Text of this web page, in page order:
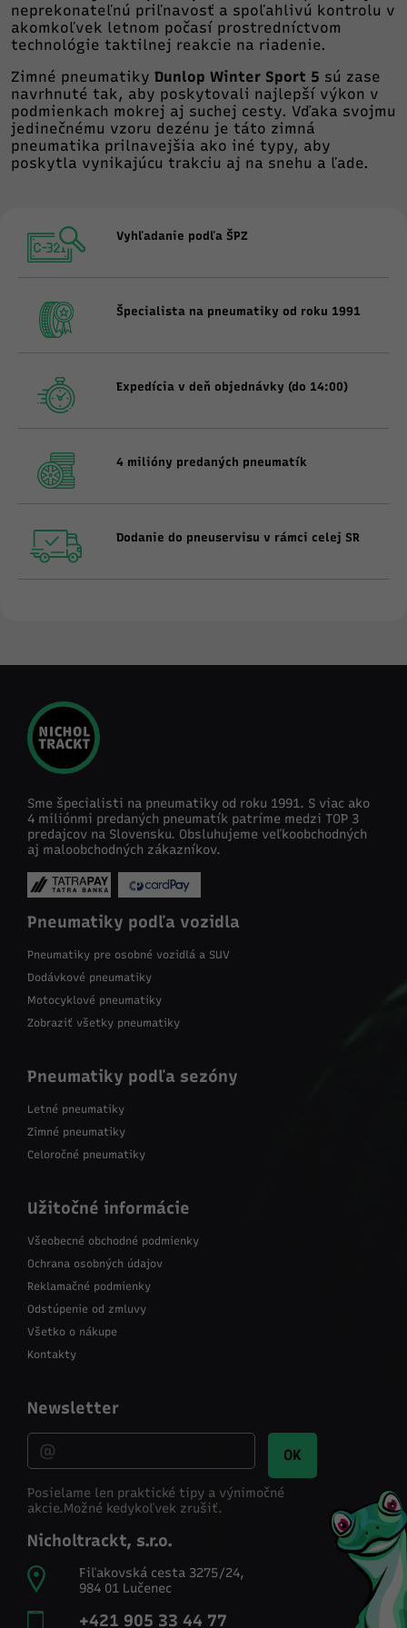
neprekonateľnú priľnavosť a spoľahlivú kontrolu v
akomkoľvek letnom počasí prostredníctvom
technológie taktilnej reakcie na riadenie.
Zimné pneumatiky Dunlop Winter Sport 5 sú zase
navrhnuté tak, aby poskytovali najlepší výkon v
podmienkach mokrej aj suchej cesty. Vďaka svojmu
jedinečnému vzoru dezénu je táto zimná
pneumatika prilnavejšia ako iné typy, aby
poskytla vynikajúcu trakciu aj na snehu a ľade.
Vyhľadanie podľa ŠPZ
Špecialista na pneumatiky od roku 1991
Expedícia v deň objednávky (do 14:00)
4 milióny predaných pneumatík
Dodanie do pneuservisu v rámci celej SR
Sme špecialisti na pneumatiky od roku 1991. S viac ako
4 miliónmi predaných pneumatík patríme medzi TOP 3
predajcov na Slovensku. Obsluhujeme veľkoobchodných
aj maloobchodných zákazníkov.
Pneumatiky podľa vozidla
Pneumatiky pre osobné vozidlá a SUV
Dodávkové pneumatiky
Motocyklové pneumatiky
Zobraziť všetky pneumatiky
Pneumatiky podľa sezóny
Letné pneumatiky
Zimné pneumatiky
Celoročné pneumatiky
Užitočné informácie
Všeobecné obchodné podmienky
Ochrana osobných údajov
Reklamačné podmienky
Odstúpenie od zmluvy
Všetko o nákupe
Kontakty
Newsletter
OK
Posielame len praktické tipy a výnimočné
akcie.Možné kedykoľvek zrušiť.
Nicholtrackt, s.r.o.
Fiľakovská cesta 3275/24,
984 01 Lučenec
+421 905 33 44 77